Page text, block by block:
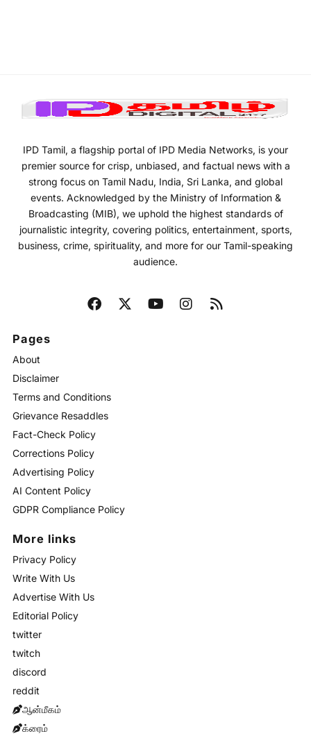
IPD Tamil, a flagship portal of IPD Media Networks, is your
premier source for crisp, unbiased, and factual news with a
strong focus on Tamil Nadu, India, Sri Lanka, and global
events. Acknowledged by the Ministry of Information &
Broadcasting (MIB), we uphold the highest standards of
journalistic integrity, covering politics, entertainment, sports,
business, crime, spirituality, and more for our Tamil-speaking
audience.
Pages
About
Disclaimer
Terms and Conditions
Grievance Resaddles
Fact-Check Policy
Corrections Policy
Advertising Policy
AI Content Policy
GDPR Compliance Policy
More links
Privacy Policy
Write With Us
Advertise With Us
Editorial Policy
twitter
twitch
discord
reddit
ஆன்மீகம்
க்ரைம்